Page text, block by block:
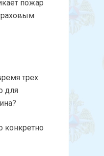
пожар
трех
для
конкретно